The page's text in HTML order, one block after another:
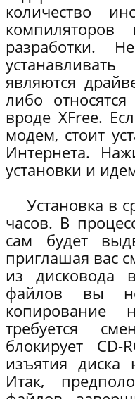
количество
разработки.
являются
либо
вроде XFree.
модем, стоит
Интернета.
установки и
Установка в
часов. В
сам будет
приглашая вас
из дисковода
файлов вы
требуется
блокирует
изъятия
Итак,